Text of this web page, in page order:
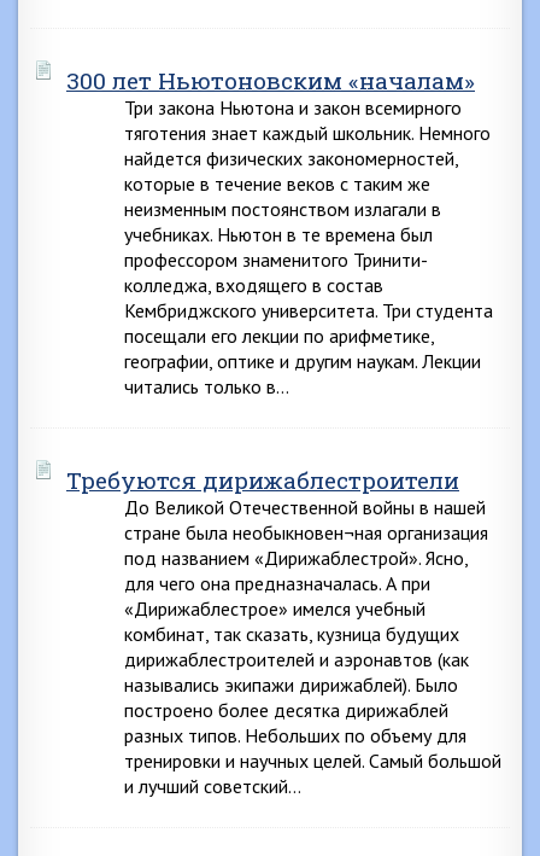
300 лет Ньютоновским «началам»
Три закона Ньютона и закон всемирного
тяготения знает каждый школьник. Немного
найдется физических закономерностей,
которые в течение веков с таким же
неизменным постоянством излагали в
учебниках. Ньютон в те времена был
профессором знаменитого Тринити-
колледжа, входящего в состав
Кембриджского университета. Три студента
посещали его лекции по арифметике,
географии, оптике и другим наукам. Лекции
читались только в…
Требуются дирижаблестроители
До Великой Отечественной войны в нашей
стране была необыкновен¬ная организация
под названием «Дирижаблестрой». Ясно,
для чего она предназначалась. А при
«Дирижаблестрое» имелся учебный
комбинат, так сказать, кузница будущих
дирижаблестроителей и аэронавтов (как
назывались экипажи дирижаблей). Было
построено более десятка дирижаблей
разных типов. Небольших по объему для
тренировки и научных целей. Самый большой
и лучший советский…